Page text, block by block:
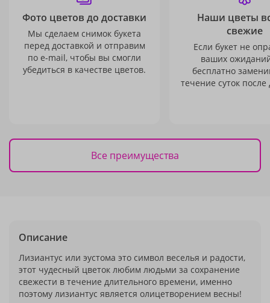
Фото цветов до доставки
Мы сделаем снимок букета
перед доставкой и отправим
по e-mail, чтобы вы смогли
убедиться в качестве цветов.
Наши цветы
свежие
Если букет не
ваших
бесплатно
течение суток после
Все преимущества
Описание
Лизиантус или эустома это символ веселья и радости,
этот чудесный цветок любим людьми за сохранение
свежести в течение длительного времени, именно
поэтому лизиантус является олицетворением весны!